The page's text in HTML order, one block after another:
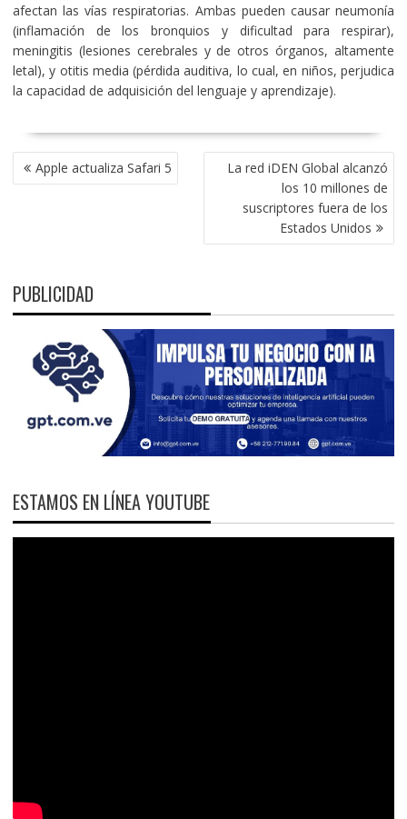
afectan las vías respiratorias. Ambas pueden causar neumonía
(inflamación de los bronquios y dificultad para respirar),
meningitis (lesiones cerebrales y de otros órganos, altamente
letal), y otitis media (pérdida auditiva, lo cual, en niños, perjudica
la capacidad de adquisición del lenguaje y aprendizaje).
NAVEGACIÓN
DE Apple actualiza Safari 5
La red iDEN Global alcanzó
los 10 millones de
suscriptores fuera de los
Estados Unidos
PUBLICIDAD
ESTAMOS EN LÍNEA YOUTUBE